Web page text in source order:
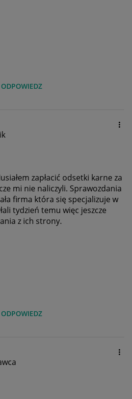
ODPOWIEDZ
zapłacić odsetki karne za
mi nie naliczyli. Sprawozdania
firma która się specjalizuje w
tydzień temu więc jeszcze
z ich strony.
ODPOWIEDZ